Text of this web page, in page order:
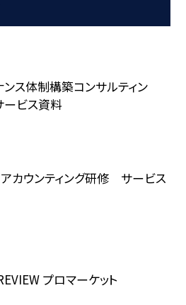
ンス体制構築コンサルティン
ビス資料
アカウンティング研修 サービス
プロマーケット